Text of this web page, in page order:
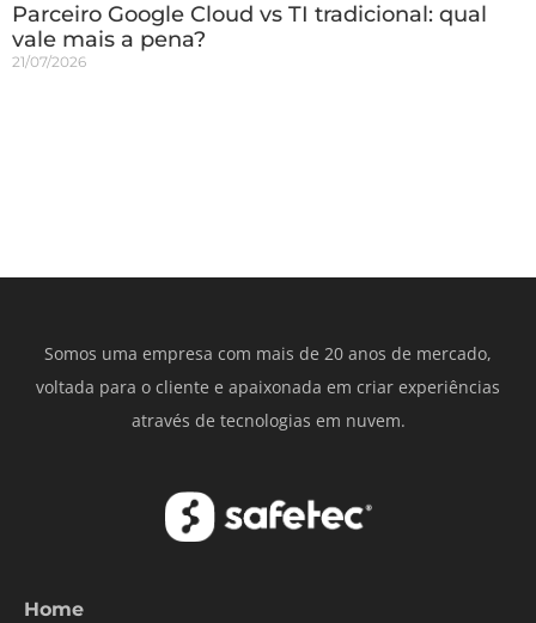
Parceiro Google Cloud vs TI tradicional: qual
vale mais a pena?
21/07/2026
Somos uma empresa com mais de 20 anos de mercado,
voltada para o cliente e apaixonada em criar experiências
através de tecnologias em nuvem.
Home